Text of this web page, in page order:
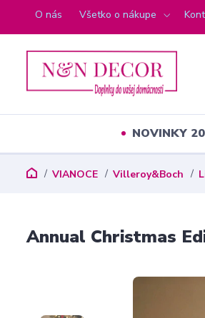
O nás Všetko o nákupe
NOVINKY
VIANOCE Villeroy&Boch
Annual Christmas